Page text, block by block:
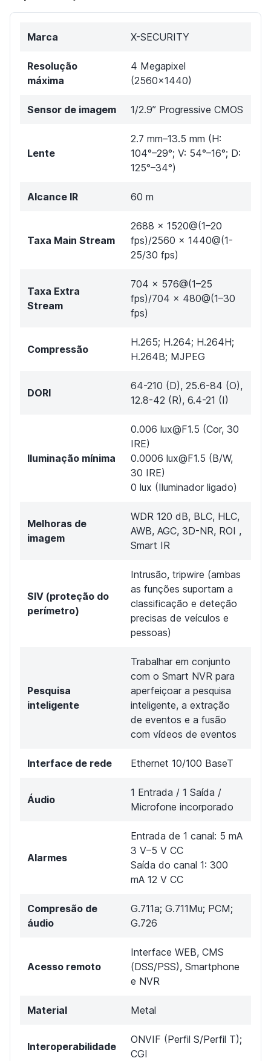
Marca X-SECURITY
Resolução
máxima
4 Megapixel
(2560×1440)
Sensor de imagem 1/2.9” Progressive CMOS
Lente
2.7 mm–13.5 mm (H:
104°–29°; V: 54°–16°; D:
125°–34°)
Alcance IR 60 m
Taxa Main Stream
2688 × 1520@(1–20
fps)/2560 × 1440@(1-
25/30 fps)
Taxa Extra
Stream
704 × 576@(1–25
fps)/704 × 480@(1–30
fps)
Compressão
H.265; H.264; H.264H;
H.264B; MJPEG
DORI
64-210 (D), 25.6-84 (O),
12.8-42 (R), 6.4-21 (I)
Iluminação mínima
0.006 lux@F1.5 (Cor, 30
IRE)
0.0006 lux@F1.5 (B/W,
30 IRE)
0 lux (Iluminador ligado)
Melhoras de
imagem
WDR 120 dB, BLC, HLC,
AWB, AGC, 3D-NR, ROI ,
Smart IR
SIV (proteção do
perímetro)
Intrusão, tripwire (ambas
as funções suportam a
classificação e deteção
precisas de veículos e
pessoas)
Pesquisa
inteligente
Trabalhar em conjunto
com o Smart NVR para
aperfeiçoar a pesquisa
inteligente, a extração
de eventos e a fusão
com vídeos de eventos
Interface de rede Ethernet 10/100 BaseT
Áudio
1 Entrada / 1 Saída /
Microfone incorporado
Alarmes
Entrada de 1 canal: 5 mA
3 V–5 V CC
Saída do canal 1: 300
mA 12 V CC
Compresão de
áudio
G.711a; G.711Mu; PCM;
G.726
Acesso remoto
Interface WEB, CMS
(DSS/PSS), Smartphone
e NVR
Material Metal
Interoperabilidade
ONVIF (Perfil S/Perfil T);
CGI